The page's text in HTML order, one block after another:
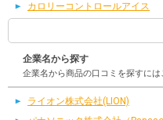
カロリーコントロールアイス
企業名から探す
企業名から商品の口コミを探すには
ライオン株式会社(LION)